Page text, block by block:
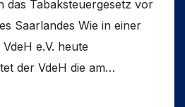
das Tabaksteuergesetz vor
Saarlandes Wie in einer
e.V. heute
der VdeH die am…